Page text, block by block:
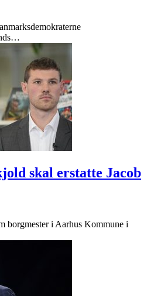
skal erstatte Jacob
borgmester i Aarhus Kommune i